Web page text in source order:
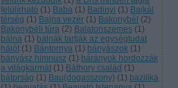
felülírható (1) Baba (1) Badinyi (1) Bajkál
térség (1) Bajna vezér (1) Bakonybél (2)
Bakonybéli túra (2) Balatonszemes (1)
bálna (1) bálnák tartják az egységtudat
hálót (1) Bántornya (1) bányászok (1)
bányász himnusz (1) bárányok hordozzák
a világkarmát (1) Báthory család (1)
bátprság (1) Bau(dogasszony) (1) bazilika